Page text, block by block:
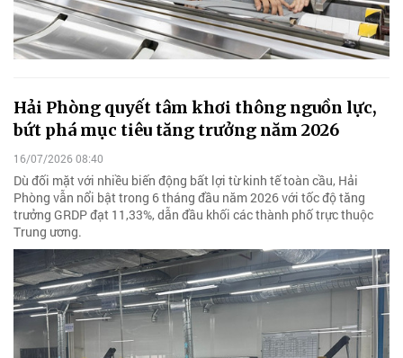
Hải Phòng quyết tâm khơi thông nguồn lực,
bứt phá mục tiêu tăng trưởng năm 2026
16/07/2026 08:40
Dù đối mặt với nhiều biến động bất lợi từ kinh tế toàn cầu, Hải
Phòng vẫn nổi bật trong 6 tháng đầu năm 2026 với tốc độ tăng
trưởng GRDP đạt 11,33%, dẫn đầu khối các thành phố trực thuộc
Trung ương.